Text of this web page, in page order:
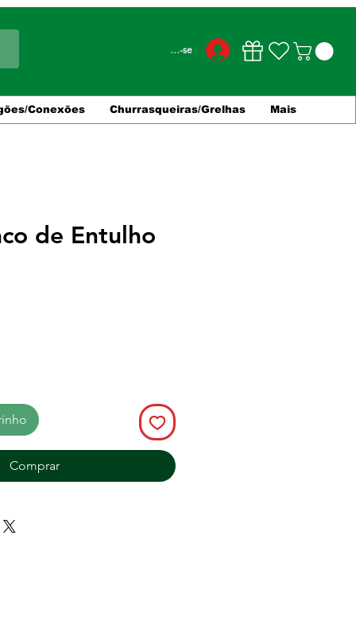
Conecte-se
Conexões Churrasqueiras/Grelhas Mais
de Entulho
Comprar